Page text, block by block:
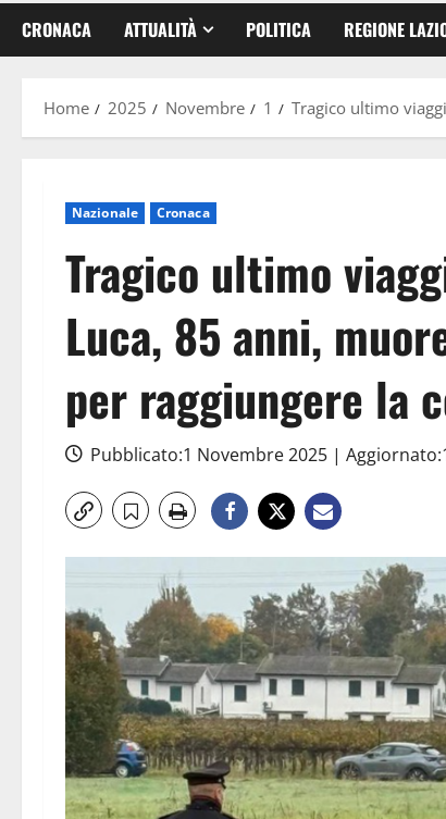
CRONACA ATTUALITÀ POLITICA REGIONE
Home 2025 Novembre 1 Tragico ultimo
Nazionale Cronaca
Tragico ultimo
Luca, 85 anni,
per raggiungere la
Pubblicato:1 Novembre 2025 |